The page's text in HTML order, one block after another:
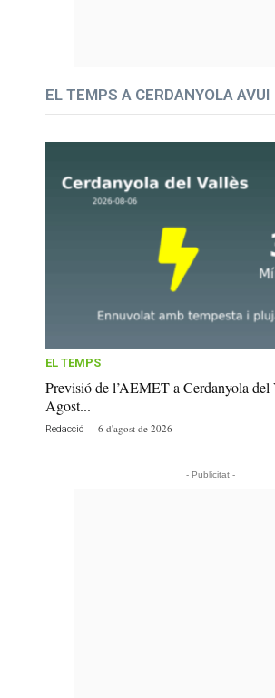
EL TEMPS A CERDANYOLA AVUI
EL TEMPS
Previsió de l’AEMET a Cerdanyola del
Agost...
Redacció - 6 d'agost de 2026
- Publicitat -